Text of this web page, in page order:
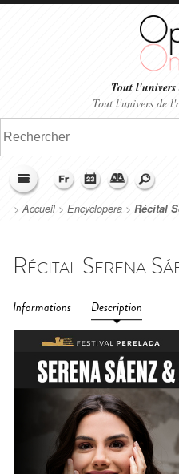
Tout
Tout l'univers de
>Accueil> Encyclopera > Récital
Festival Perelada (2023)
Informations Description